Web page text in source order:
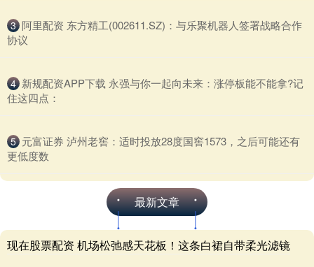
3 ​阿里配资 东方精工(002611.SZ)：与乐聚机器人签署战略合作
协议
4 ​新规配资APP下载 永强与你一起向未来：涨停板能不能拿?记
住这四点：
5 ​元富证券 泸州老窖：适时投放28度国窖1573，之后可能还有
更低度数
最新文章
现在股票配资 机场松弛感天花板！这条白裙自带柔光滤镜